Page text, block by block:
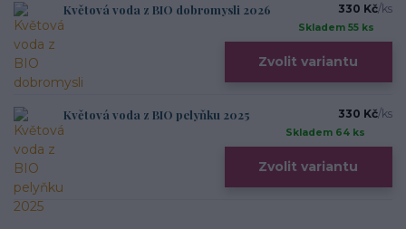
Květová voda z BIO dobromysli 2026 330 Kč/ks
Skladem 55 ks
Zvolit variantu
Květová voda z BIO pelyňku 2025 330 Kč/ks
Skladem 64 ks
Zvolit variantu